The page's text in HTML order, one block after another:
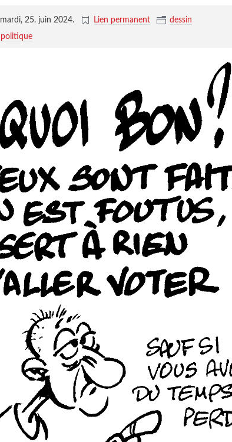
mardi, 25. juin 2024. Lien permanent
dessin
politique